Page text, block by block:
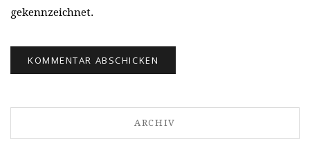
gekennzeichnet.
ARCHIV